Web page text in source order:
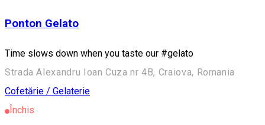
Ponton Gelato
Time slows down when you taste our #gelato
Strada Alexandru Ioan Cuza nr 4B, Craiova, Romania
Cofetărie / Gelaterie
Închis